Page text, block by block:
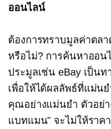
ออนไลน์
ต้องการทราบมูลค่าตล
หรือไม่? การค้นหาออน
ประมูลเช่น eBay เป็น
เพื่อให้ได้ผลลัพธ์ที่แม่น
คุณอย่างแม่นยำ ตัวอย่
แบทแมน" จะไม่ให้ราค